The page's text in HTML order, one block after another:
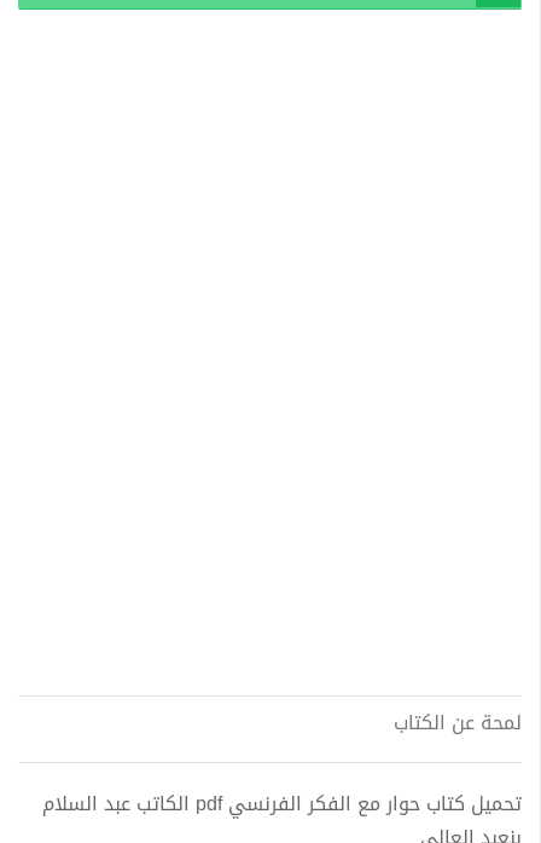
لمحة عن الكتاب
تحميل كتاب حوار مع الفكر الفرنسي pdf الكاتب عبد السلام